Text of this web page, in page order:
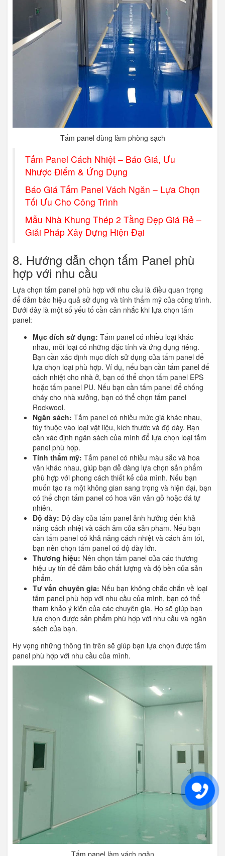
Tấm panel dùng làm phòng sạch
Tấm Panel Cách Nhiệt – Báo Giá, Ưu
Nhược Điểm & Ứng Dụng
Báo Giá Tấm Panel Vách Ngăn – Lựa Chọn
Tối Ưu Cho Công Trình
Mẫu Nhà Khung Thép 2 Tầng Đẹp Giá Rẻ –
Giải Pháp Xây Dựng Hiện Đại
8. Hướng dẫn chọn tấm Panel phù
hợp với nhu cầu
Lựa chọn tấm panel phù hợp với nhu cầu là điều quan trọng
để đảm bảo hiệu quả sử dụng và tính thẩm mỹ của công trình.
Dưới đây là một số yếu tố cần cân nhắc khi lựa chọn tấm
panel:
Mục đích sử dụng: Tấm panel có nhiều loại khác
nhau, mỗi loại có những đặc tính và ứng dụng riêng.
Bạn cần xác định mục đích sử dụng của tấm panel để
lựa chọn loại phù hợp. Ví dụ, nếu bạn cần tấm panel để
cách nhiệt cho nhà ở, bạn có thể chọn tấm panel EPS
hoặc tấm panel PU. Nếu bạn cần tấm panel để chống
cháy cho nhà xưởng, bạn có thể chọn tấm panel
Rockwool.
Ngân sách: Tấm panel có nhiều mức giá khác nhau,
tùy thuộc vào loại vật liệu, kích thước và độ dày. Bạn
cần xác định ngân sách của mình để lựa chọn loại tấm
panel phù hợp.
Tính thẩm mỹ: Tấm panel có nhiều màu sắc và hoa
văn khác nhau, giúp bạn dễ dàng lựa chọn sản phẩm
phù hợp với phong cách thiết kế của mình. Nếu bạn
muốn tạo ra một không gian sang trọng và hiện đại, bạn
có thể chọn tấm panel có hoa văn vân gỗ hoặc đá tự
nhiên.
Độ dày: Độ dày của tấm panel ảnh hưởng đến khả
năng cách nhiệt và cách âm của sản phẩm. Nếu bạn
cần tấm panel có khả năng cách nhiệt và cách âm tốt,
bạn nên chọn tấm panel có độ dày lớn.
Thương hiệu: Nên chọn tấm panel của các thương
hiệu uy tín để đảm bảo chất lượng và độ bền của sản
phẩm.
Tư vấn chuyên gia: Nếu bạn không chắc chắn về loại
tấm panel phù hợp với nhu cầu của mình, bạn có thể
tham khảo ý kiến của các chuyên gia. Họ sẽ giúp bạn
lựa chọn được sản phẩm phù hợp với nhu cầu và ngân
sách của bạn.
Hy vọng những thông tin trên sẽ giúp bạn lựa chọn được tấm
panel phù hợp với nhu cầu của mình.
Tấm panel làm vách ngăn